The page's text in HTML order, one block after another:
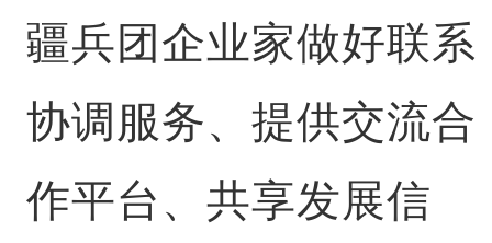
疆兵团企业家做好联系
协调服务、提供交流合
作平台、共享发展信